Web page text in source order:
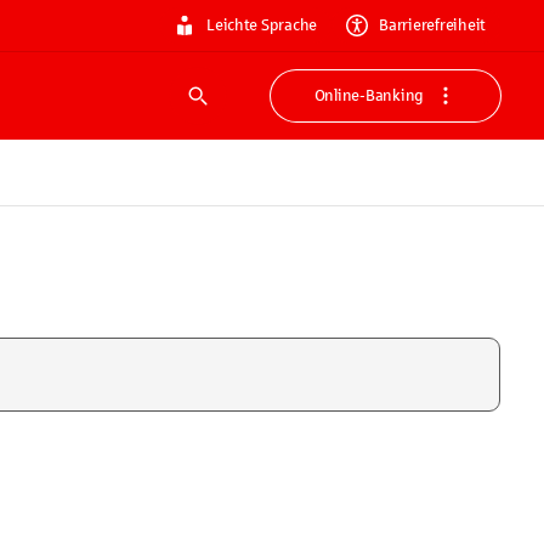
Leichte Sprache Barrierefreiheit
Suche
Online-Banking